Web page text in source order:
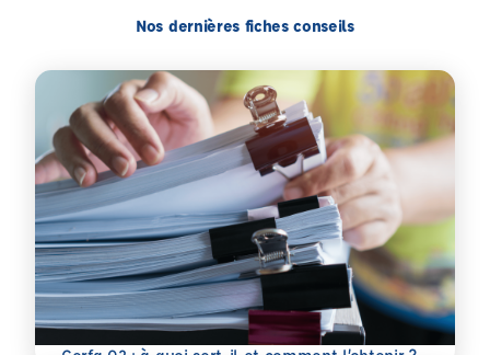
Nos dernières fiches conseils